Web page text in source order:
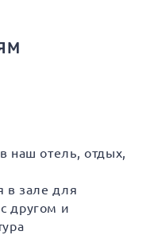
наш отель, отдых,
в зале для
другом и